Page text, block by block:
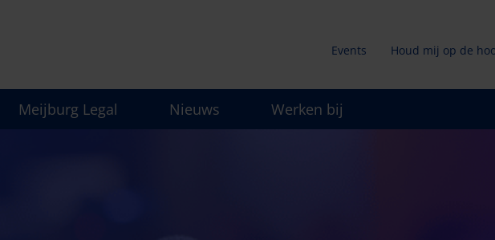
Secundair
menu
Events Houd mij op de
Meijburg Legal Nieuws Werken bij